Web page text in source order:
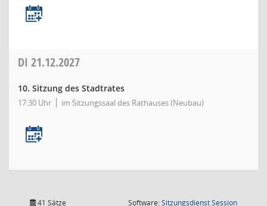
DI 21.12.2027
10. Sitzung des Stadtrates
17:30 Uhr im Sitzungssaal des Rathauses (Neubau)
41 Sätze Software:SitzungsdienstSession(Wird in